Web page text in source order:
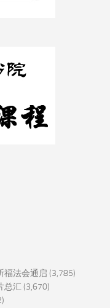
福法会通启 (3,785)
总汇(3,670)